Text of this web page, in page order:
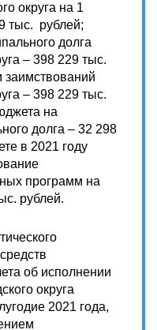
округа на 1
тыс. рублей;
долга
– 398 229 тыс.
– 398 229 тыс.
на
долга – 32 298
в 2021 году
программ на
рублей.
об исполнении
округа
2021 года,